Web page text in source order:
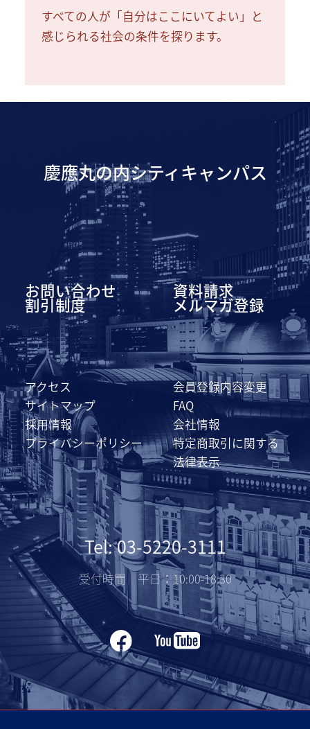
すべての人が「自分はここにいてよい」と
感じられる社会の条件を探ります。
慶應丸の内シティキャンパス
お問い合わせ 資料請求
割引制度 メルマガ登録
アクセス
会員登録内容変更
サイトマップ
FAQ
採用情報
会社情報
プライバシーポリシー
特定商取引に関する
法律表示
Tel: 03-5220-3111
受付時間 平日：10:00-18:30